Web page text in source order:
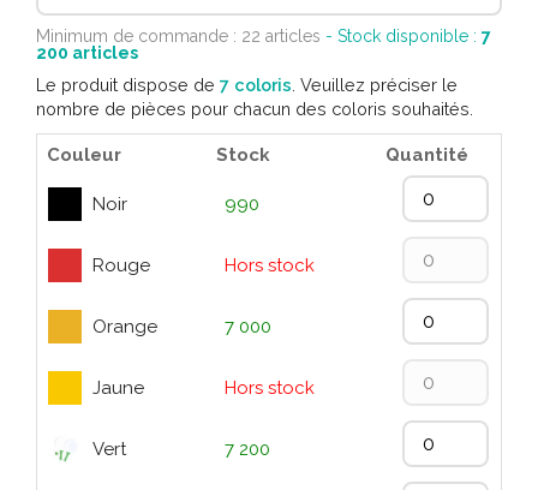
Minimum de commande : 22 articles - Stock disponible : 7
200 articles
Le produit dispose de 7 coloris . Veuillez préciser le
nombre de pièces pour chacun des coloris souhaités.
Couleur Stock Quantité
Noir 990
Rouge Hors stock
Orange 7 000
Jaune Hors stock
Vert 7 200